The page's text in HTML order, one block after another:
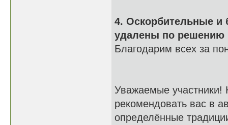
4. Оскорбительные и
удалены по решению
Благодарим всех за
Уважаемые участники!
рекомендовать вас в
определённые